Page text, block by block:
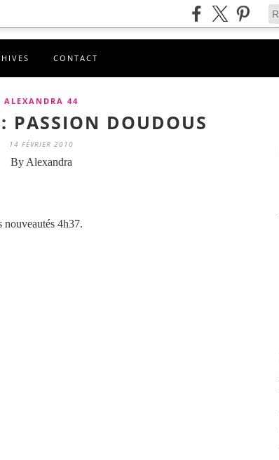
CONTACT
ALEXANDRA 44
PASSION DOUDOUS
14 FÉVRIER 2010
By Alexandra
nouveautés 4h37.